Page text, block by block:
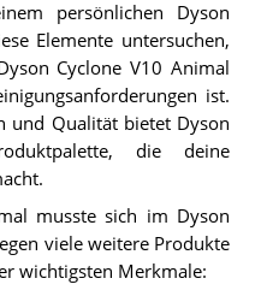
persönlichen Dyson
Elemente untersuchen,
Cyclone V10 Animal
ist.
und Qualität bietet Dyson
die deine
musste sich im Dyson
viele weitere Produkte
wichtigsten Merkmale: